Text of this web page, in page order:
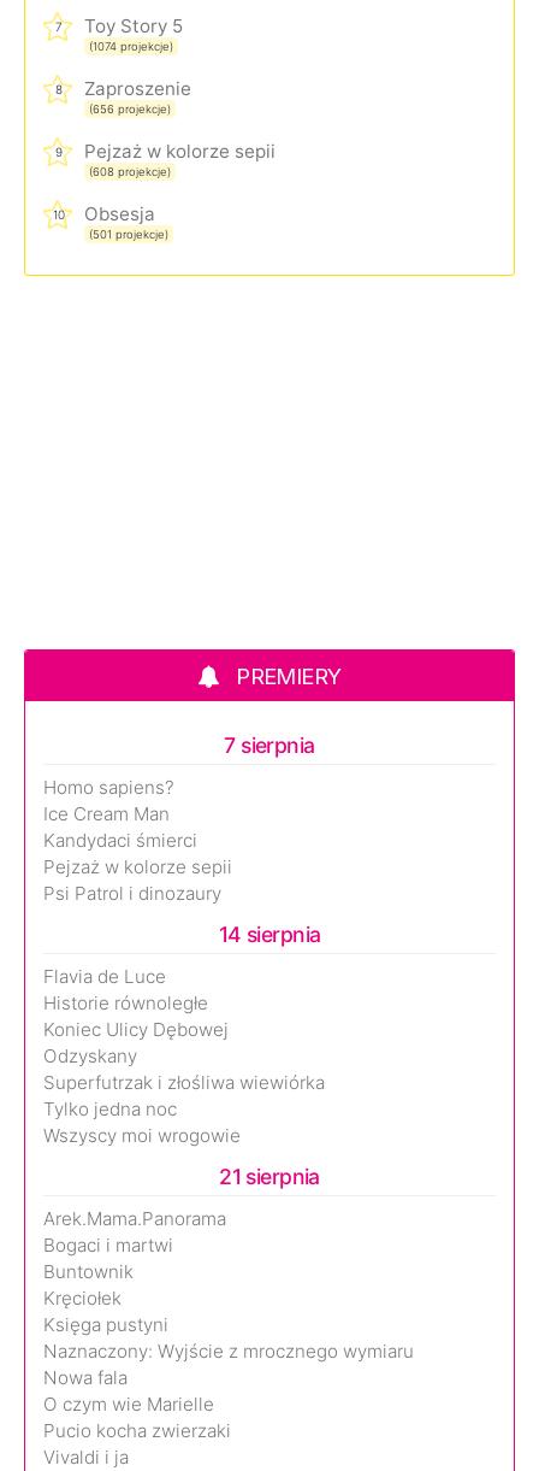
7 Toy Story 5
(1074 projekcje)
8 Zaproszenie
(656 projekcje)
9 Pejzaż w kolorze sepii
(608 projekcje)
10 Obsesja
(501 projekcje)
PREMIERY
7 sierpnia
Homo sapiens?
Ice Cream Man
Kandydaci śmierci
Pejzaż w kolorze sepii
Psi Patrol i dinozaury
14 sierpnia
Flavia de Luce
Historie równoległe
Koniec Ulicy Dębowej
Odzyskany
Superfutrzak i złośliwa wiewiórka
Tylko jedna noc
Wszyscy moi wrogowie
21 sierpnia
Arek.Mama.Panorama
Bogaci i martwi
Buntownik
Kręciołek
Księga pustyni
Naznaczony: Wyjście z mrocznego wymiaru
Nowa fala
O czym wie Marielle
Pucio kocha zwierzaki
Vivaldi i ja